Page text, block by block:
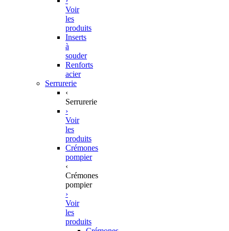
Voir
les
produits
Inserts
à
souder
Renforts
acier
Serrurerie
‹
Serrurerie
›
Voir
les
produits
Crémones
pompier
‹
Crémones
pompier
›
Voir
les
produits